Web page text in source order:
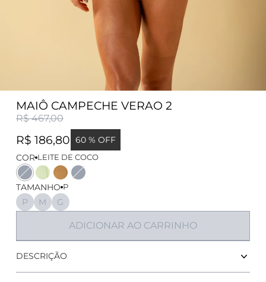
MAIÔ CAMPECHE VERAO 2
R$ 467,00
R$ 186,80 60 % OFF
COR LEITE DE COCO
Cor Cor Cor Cor
TAMANHO P
P M G
ADICIONAR AO CARRINHO
Maiô Campeche VERAO 2
DESCRIÇÃO